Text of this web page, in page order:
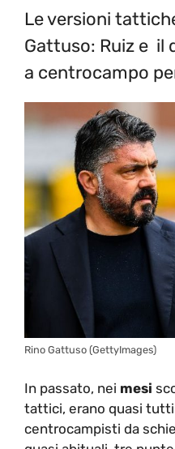
Le versioni
Gattuso: Ruiz e il
a centrocampo
Rino Gattuso (GettyImages)
In passato, nei mesi
tattici, erano quasi
centrocampisti da